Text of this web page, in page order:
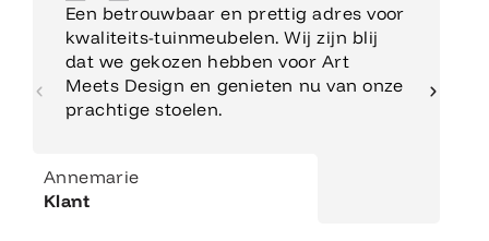
Een betrouwbaar en prettig adres voor
kwaliteits-tuinmeubelen. Wij zijn blij
dat we gekozen hebben voor Art
Meets Design en genieten nu van onze
prachtige stoelen.
Annemarie
Klant